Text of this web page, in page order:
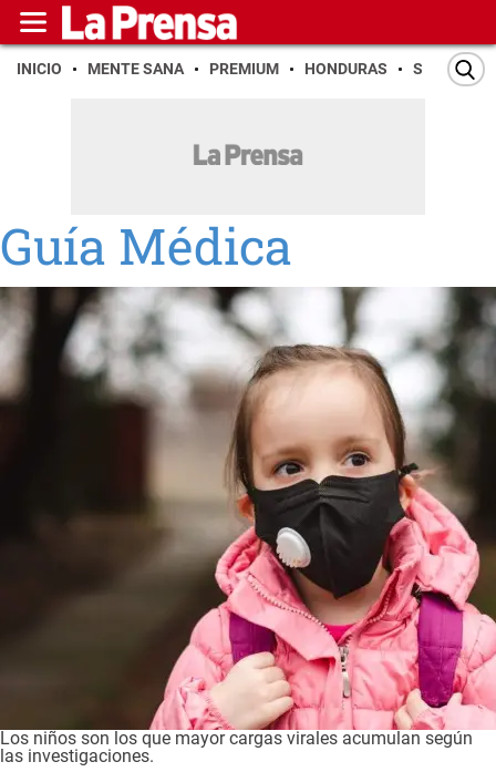
INICIO MENTE SANA PREMIUM HONDURAS SAN PEDRO
Guía Médica
Los niños son los que mayor cargas virales acumulan según
las investigaciones.